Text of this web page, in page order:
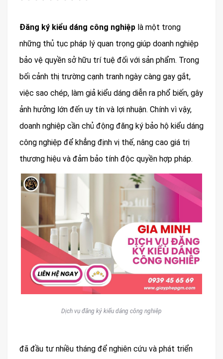
Đăng ký kiểu dáng công nghiệp là một trong
những thủ tục pháp lý quan trọng giúp doanh nghiệp
bảo vệ quyền sở hữu trí tuệ đối với sản phẩm. Trong
bối cảnh thị trường cạnh tranh ngày càng gay gắt,
việc sao chép, làm giả kiểu dáng diễn ra phổ biến, gây
ảnh hưởng lớn đến uy tín và lợi nhuận. Chính vì vậy,
doanh nghiệp cần chủ động đăng ký bảo hộ kiểu dáng
công nghiệp để khẳng định vị thế, nâng cao giá trị
thương hiệu và đảm bảo tính độc quyền hợp pháp.
Dịch vụ đăng ký kiểu dáng công nghiêp
đã đầu tư nhiều tháng để nghiên cứu và phát triển